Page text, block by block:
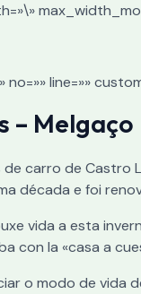
line=»»
– Melgaço
carro de
década e foi
vida a esta
con la «casa a
o modo de